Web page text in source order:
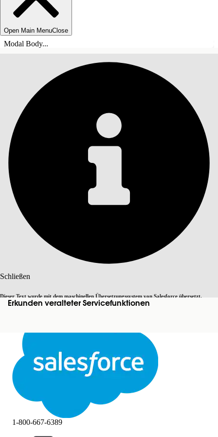
Open Main MenuClose
Modal Body...
Schließen
Dieser Text wurde mit dem maschinellen Übersetzungssystem von Salesforce übersetzt.
Weitere Details finden Sie hier. Zu Englisch wechseln Nicht jetzt
Schließen
Erkunden veralteter Servicefunktionen
INHALT
1-800-667-6389